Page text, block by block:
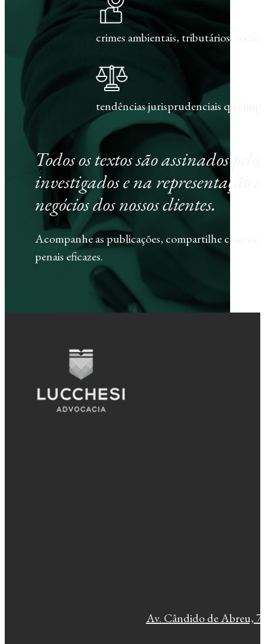
crimes ambientais, tributários,
tendências jurisprudenciais que
Todos os textos são assinados
investigados e na representação
negócios dos nossos clientes.
Acompanhe as publicações, compartilhe com
penais eficazes.
Av. Cândido de Abreu,